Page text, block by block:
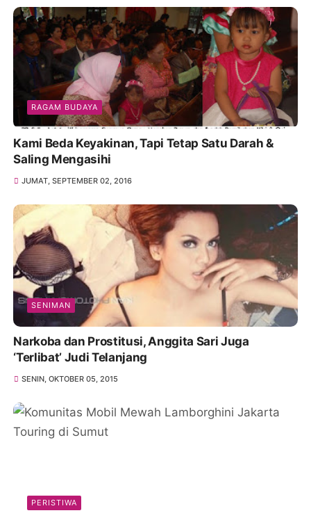
RAGAM BUDAYA
Kami Beda Keyakinan, Tapi Tetap Satu Darah &
Saling Mengasihi
JUMAT, SEPTEMBER 02, 2016
SENIMAN
Narkoba dan Prostitusi, Anggita Sari Juga
‘Terlibat’ Judi Telanjang
SENIN, OKTOBER 05, 2015
PERISTIWA